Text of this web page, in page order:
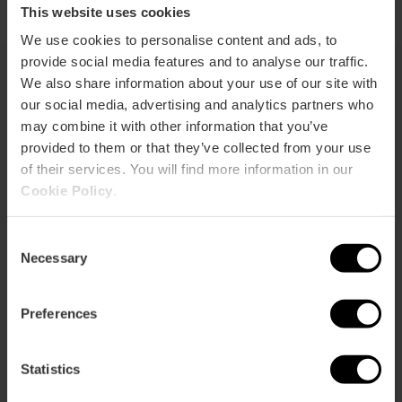
This website uses cookies
We use cookies to personalise content and ads, to
provide social media features and to analyse our traffic.
We also share information about your use of our site with
our social media, advertising and analytics partners who
may combine it with other information that you’ve
provided to them or that they’ve collected from your use
of their services. You will find more information in our
Cookie Policy
Selection
Necessary
Preferences
Statistics
También te puede interesar